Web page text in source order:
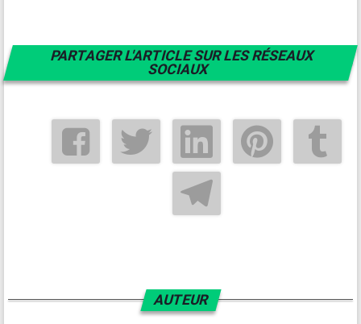
PARTAGER L'ARTICLE SUR LES RÉSEAUX
SOCIAUX
AUTEUR